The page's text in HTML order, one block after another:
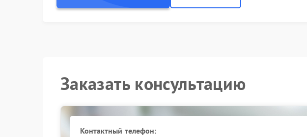
Заказать консультацию
Контактный телефон: